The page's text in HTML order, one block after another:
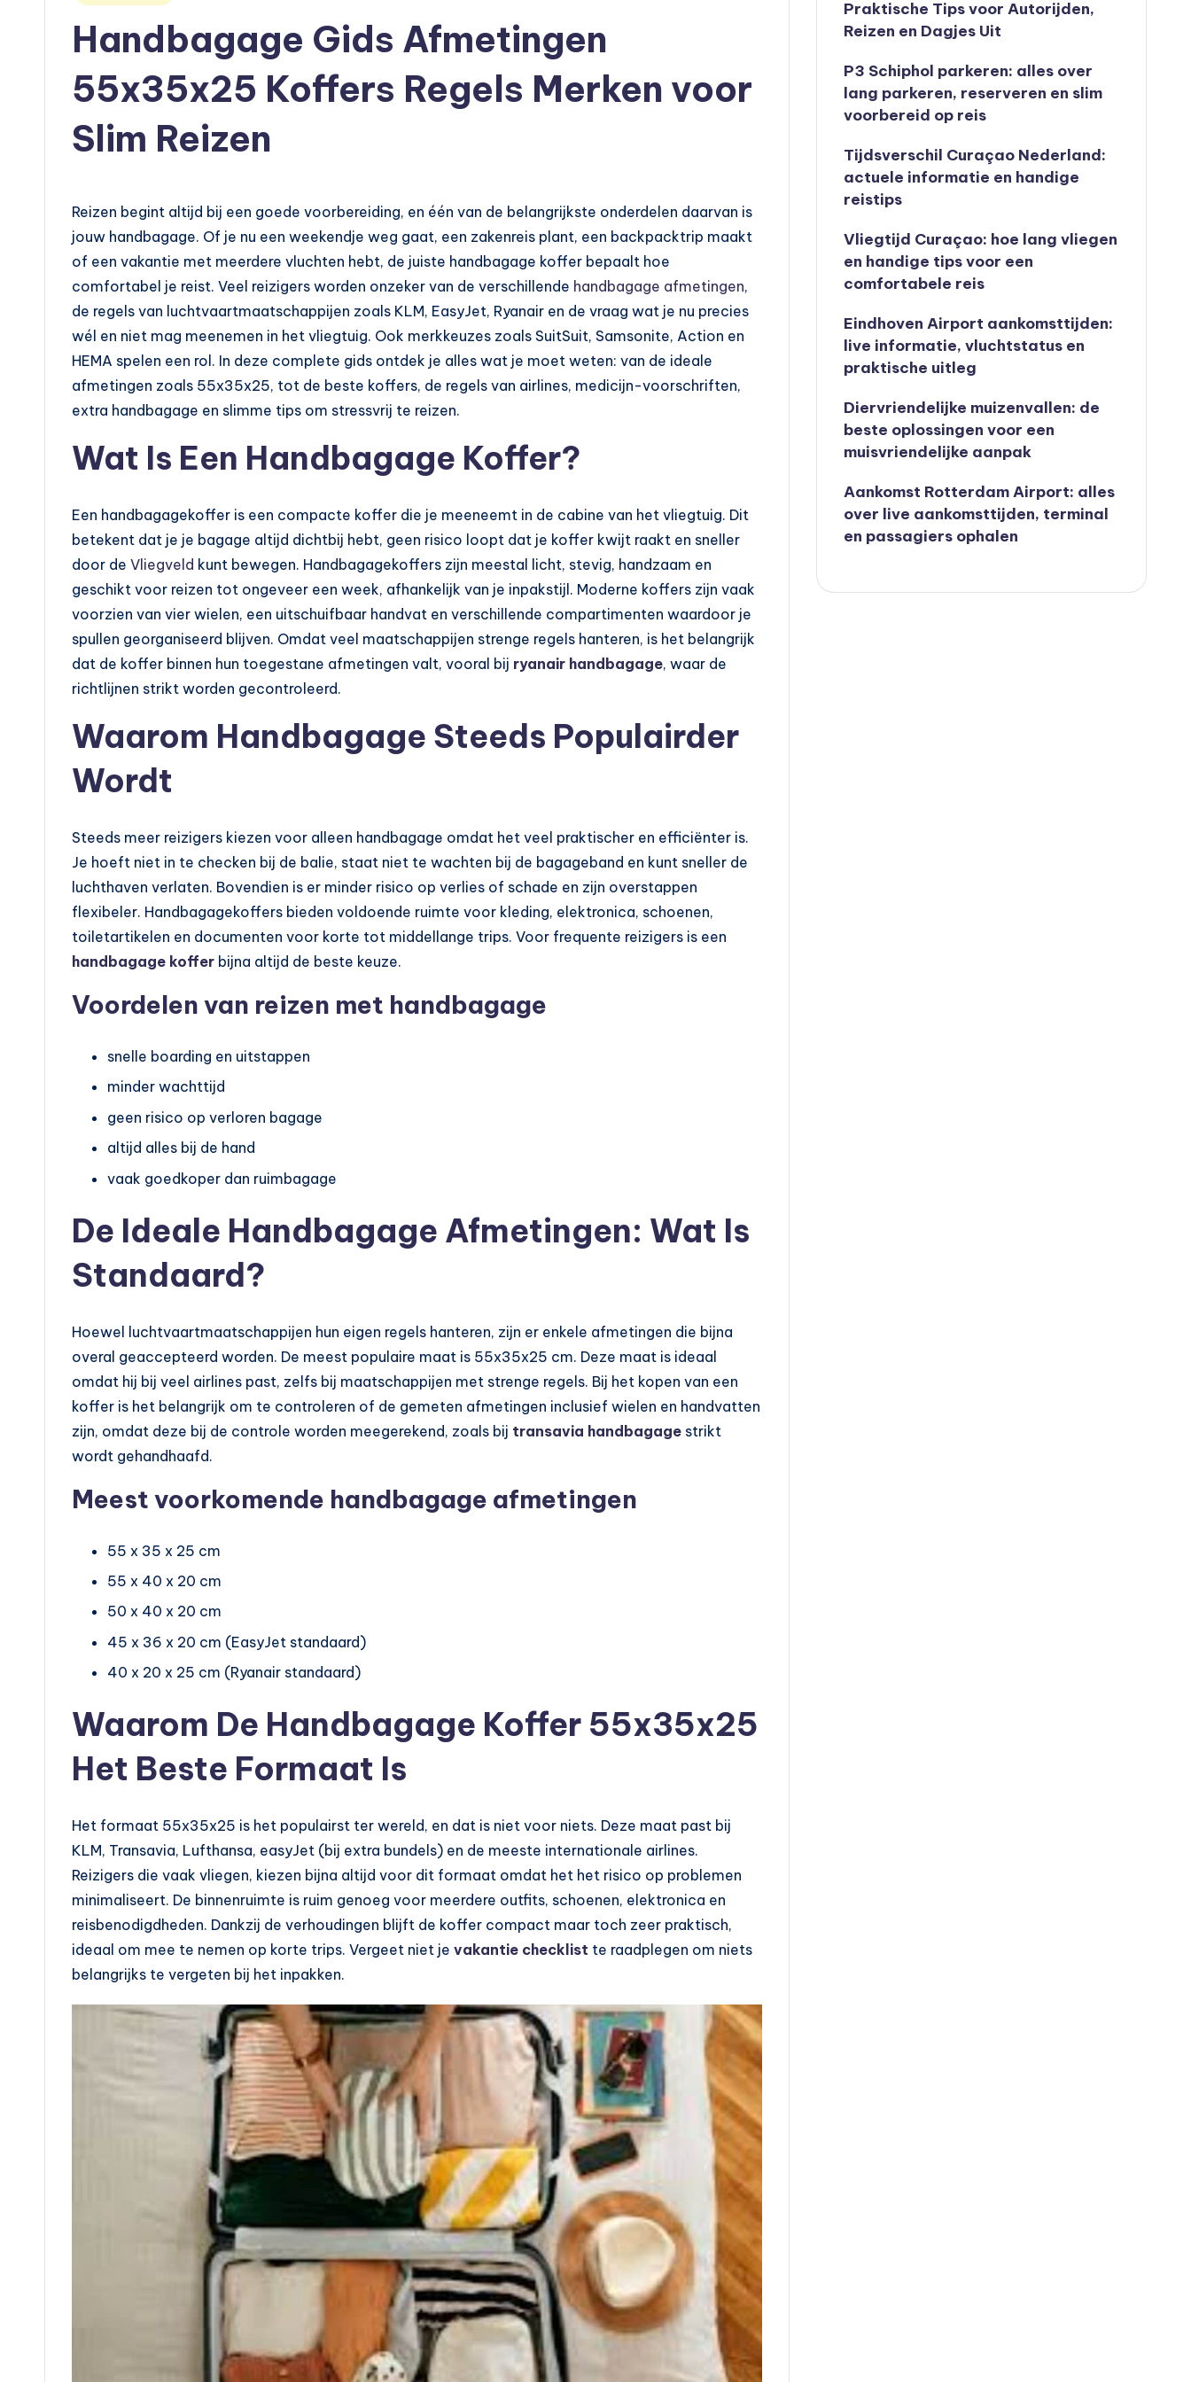
rr
Handbagage Gids Afmetingen
55x35x25 Koffers Regels Merken voor
Slim Reizen
Reizen begint altijd bij een goede voorbereiding, en één van de belangrijkste onderdelen daarvan is
jouw handbagage. Of je nu een weekendje weg gaat, een zakenreis plant, een backpacktrip maakt
of een vakantie met meerdere vluchten hebt, de juiste handbagage koffer bepaalt hoe
comfortabel je reist. Veel reizigers worden onzeker van de verschillende handbagage afmetingen,
de regels van luchtvaartmaatschappijen zoals KLM, EasyJet, Ryanair en de vraag wat je nu precies
wél en niet mag meenemen in het vliegtuig. Ook merkkeuzes zoals SuitSuit, Samsonite, Action en
HEMA spelen een rol. In deze complete gids ontdek je alles wat je moet weten: van de ideale
afmetingen zoals 55x35x25, tot de beste koffers, de regels van airlines, medicijn-voorschriften,
extra handbagage en slimme tips om stressvrij te reizen.
Wat Is Een Handbagage Koffer?
Een handbagagekoffer is een compacte koffer die je meeneemt in de cabine van het vliegtuig. Dit
betekent dat je je bagage altijd dichtbij hebt, geen risico loopt dat je koffer kwijt raakt en sneller
door de Vliegveld kunt bewegen. Handbagagekoffers zijn meestal licht, stevig, handzaam en
geschikt voor reizen tot ongeveer een week, afhankelijk van je inpakstijl. Moderne koffers zijn vaak
voorzien van vier wielen, een uitschuifbaar handvat en verschillende compartimenten waardoor je
spullen georganiseerd blijven. Omdat veel maatschappijen strenge regels hanteren, is het belangrijk
dat de koffer binnen hun toegestane afmetingen valt, vooral bij ryanair handbagage, waar de
richtlijnen strikt worden gecontroleerd.
Waarom Handbagage Steeds Populairder
Wordt
Steeds meer reizigers kiezen voor alleen handbagage omdat het veel praktischer en efficiënter is.
Je hoeft niet in te checken bij de balie, staat niet te wachten bij de bagageband en kunt sneller de
luchthaven verlaten. Bovendien is er minder risico op verlies of schade en zijn overstappen
flexibeler. Handbagagekoffers bieden voldoende ruimte voor kleding, elektronica, schoenen,
toiletartikelen en documenten voor korte tot middellange trips. Voor frequente reizigers is een
handbagage koffer bijna altijd de beste keuze.
Voordelen van reizen met handbagage
snelle boarding en uitstappen
minder wachttijd
geen risico op verloren bagage
altijd alles bij de hand
vaak goedkoper dan ruimbagage
De Ideale Handbagage Afmetingen: Wat Is
Standaard?
Hoewel luchtvaartmaatschappijen hun eigen regels hanteren, zijn er enkele afmetingen die bijna
overal geaccepteerd worden. De meest populaire maat is 55x35x25 cm. Deze maat is ideaal
omdat hij bij veel airlines past, zelfs bij maatschappijen met strenge regels. Bij het kopen van een
koffer is het belangrijk om te controleren of de gemeten afmetingen inclusief wielen en handvatten
zijn, omdat deze bij de controle worden meegerekend, zoals bij transavia handbagage strikt
wordt gehandhaafd.
Meest voorkomende handbagage afmetingen
55 x 35 x 25 cm
55 x 40 x 20 cm
50 x 40 x 20 cm
45 x 36 x 20 cm (EasyJet standaard)
40 x 20 x 25 cm (Ryanair standaard)
Waarom De Handbagage Koffer 55x35x25
Het Beste Formaat Is
Het formaat 55x35x25 is het populairst ter wereld, en dat is niet voor niets. Deze maat past bij
KLM, Transavia, Lufthansa, easyJet (bij extra bundels) en de meeste internationale airlines.
Reizigers die vaak vliegen, kiezen bijna altijd voor dit formaat omdat het het risico op problemen
minimaliseert. De binnenruimte is ruim genoeg voor meerdere outfits, schoenen, elektronica en
reisbenodigdheden. Dankzij de verhoudingen blijft de koffer compact maar toch zeer praktisch,
ideaal om mee te nemen op korte trips. Vergeet niet je vakantie checklist te raadplegen om niets
belangrijks te vergeten bij het inpakken.
Praktische Tips voor Autorijden,
Reizen en Dagjes Uit
P3 Schiphol parkeren: alles over
lang parkeren, reserveren en slim
voorbereid op reis
Tijdsverschil Curaçao Nederland:
actuele informatie en handige
reistips
Vliegtijd Curaçao: hoe lang vliegen
en handige tips voor een
comfortabele reis
Eindhoven Airport aankomsttijden:
live informatie, vluchtstatus en
praktische uitleg
Diervriendelijke muizenvallen: de
beste oplossingen voor een
muisvriendelijke aanpak
Aankomst Rotterdam Airport: alles
over live aankomsttijden, terminal
en passagiers ophalen